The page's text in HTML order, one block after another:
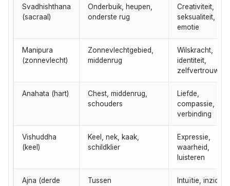
Svadhishthana
(sacraal)
Onderbuik, heupen,
onderste rug
Creativiteit,
seksualiteit,
emotie
Manipura
(zonnevlecht)
Zonnevlechtgebied,
middenrug
Wilskracht,
identiteit,
zelfvertrouwen
Anahata (hart)
Chest, middenrug,
schouders
Liefde,
compassie,
verbinding
Vishuddha
(keel)
Keel, nek, kaak,
schildklier
Expressie,
waarheid,
luisteren
Ajna (derde
Tussen
Intuïtie, inzicht,